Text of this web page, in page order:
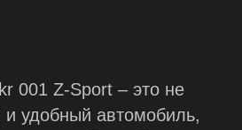
001 Z-Sport – это не
и удобный автомобиль,